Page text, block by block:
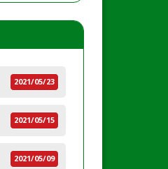
2021/05/23
2021/05/15
2021/05/09